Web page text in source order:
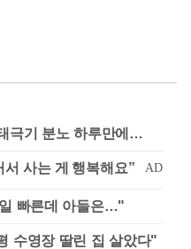
극기 분노 하루만에…
빠른데 아들은…"
수영장 딸린 집 살았다"